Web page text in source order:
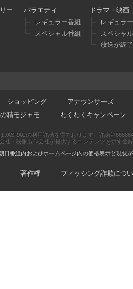
ー
バラエティ
レギュラー番組
スペシャル番組
ドラマ・映画
レギュラ
スペシャ
放送が終
ショッピング
アナウンサーズ
精モジャモ わくわくキャンペーン
JASRACの利用許諾を得ております。許諾第
社・映像製作会社が提供するコンテンツを示す登
日番組内およびホームページ内の価格表示と現状
著作権 フィッシング詐欺につ